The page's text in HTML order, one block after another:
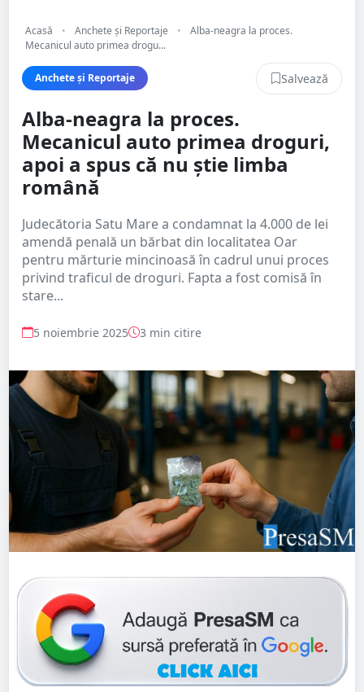
Acasă • Anchete și Reportaje •
Alba-neagra la proces.
Mecanicul auto primea drogu...
Anchete și Reportaje Salvează
Alba-neagra la proces.
Mecanicul auto primea droguri,
apoi a spus că nu știe limba
română
Judecătoria Satu Mare a condamnat la 4.000 de lei
amendă penală un bărbat din localitatea Oar
pentru mărturie mincinoasă în cadrul unui proces
privind traficul de droguri. Fapta a fost comisă în
stare...
5 noiembrie 2025 3 min citire